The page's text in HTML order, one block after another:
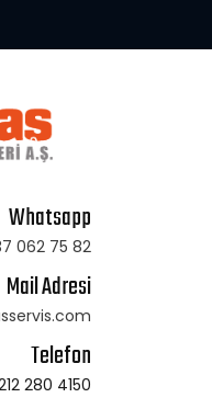
Whatsapp
062 75 82
Mail Adresi
Telefon
280 4150